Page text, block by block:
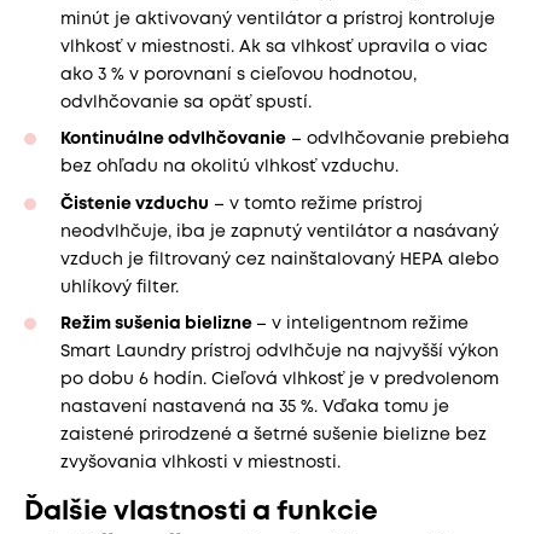
minút je aktivovaný ventilátor a prístroj kontroluje
vlhkosť v miestnosti. Ak sa vlhkosť upravila o viac
ako 3 % v porovnaní s cieľovou hodnotou,
odvlhčovanie sa opäť spustí.
Kontinuálne odvlhčovanie – odvlhčovanie prebieha
bez ohľadu na okolitú vlhkosť vzduchu.
Čistenie vzduchu – v tomto režime prístroj
neodvlhčuje, iba je zapnutý ventilátor a nasávaný
vzduch je filtrovaný cez nainštalovaný HEPA alebo
uhlíkový filter.
Režim sušenia bielizne – v inteligentnom režime
Smart Laundry prístroj odvlhčuje na najvyšší výkon
po dobu 6 hodín. Cieľová vlhkosť je v predvolenom
nastavení nastavená na 35 %. Vďaka tomu je
zaistené prirodzené a šetrné sušenie bielizne bez
zvyšovania vlhkosti v miestnosti.
Ďalšie vlastnosti a funkcie